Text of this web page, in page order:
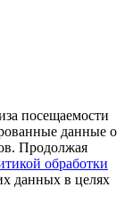
посещаемости
данные о
Продолжая
обработки
данных в целях